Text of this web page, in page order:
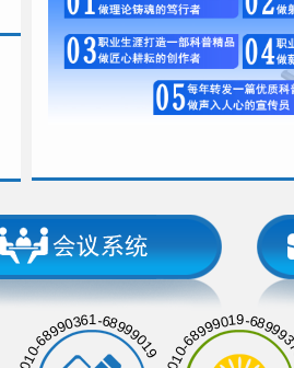
010-68990361-68999019 010-68999019-